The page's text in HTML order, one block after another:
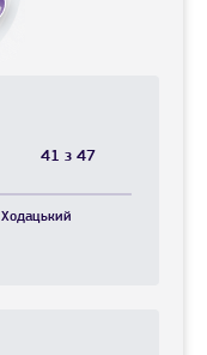
41 з 47
Ходацький